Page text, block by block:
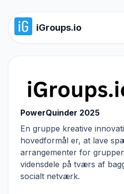
iGroups.io
PowerQuinder 2025
En gruppe kreative
hovedformål er, at lave
arrangementer for
vidensdele på tværs af
socialt netværk.